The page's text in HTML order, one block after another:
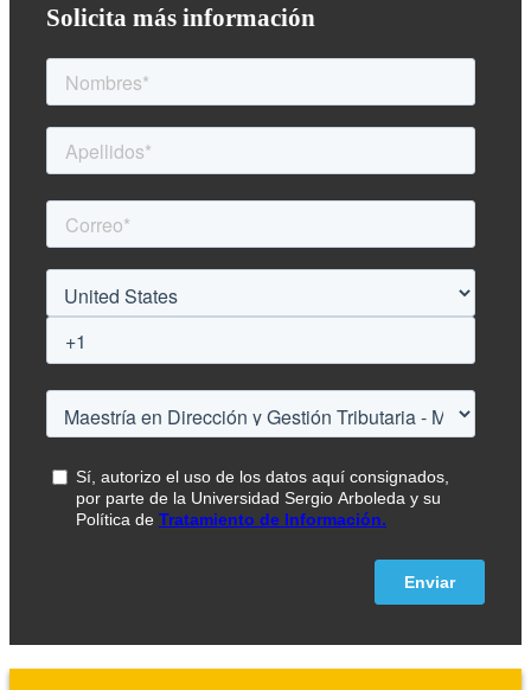
Solicita más información